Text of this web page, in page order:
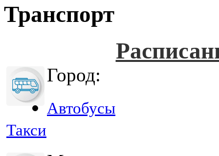
Транспорт
Город:
Автобусы
Такси